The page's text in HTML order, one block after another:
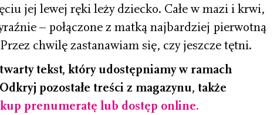
jej lewej ręki leży dziecko. Całe w mazi i krwi,
– połączone z matką najbardziej pierwotną
chwilę zastanawiam się, czy jeszcze tętni.
tekst, który udostępniamy w ramach
pozostałe treści z magazynu, także
prenumeratę lub dostęp online.